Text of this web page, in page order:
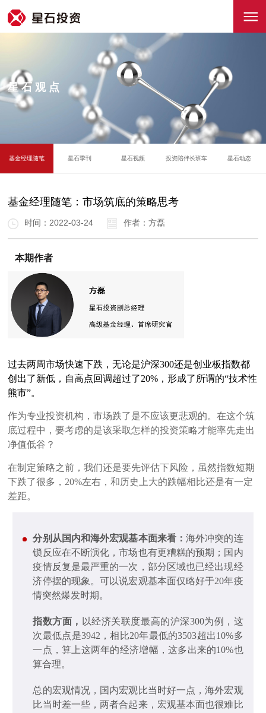
星石观点
基金经理随笔 星石季刊 星石视频 投资陪伴长班车 星石动态
基金经理随笔：市场筑底的策略思考
时间：2022-03-24 作者：方磊
本期作者
过去两周市场快速下跌 ，无论是沪深300还是创业板指数都
创出了新低 ， 自高点回调超过了20% ，形成了所谓的“技术性
熊市”。
作为专业投资机构，市场跌了是不应该更悲观的。在这个筑
底过程中，要考虑的是该采取怎样的投资策略才能率先走出
净值低谷？
在制定策略之前，我们还是要先评估下风险，虽然指数短期
下跌了很多，20%左右，和历史上大的跌幅相比还是有一定
差距。
分别从国内和海外宏观基本面来看：海外冲突的连
锁反应在不断演化，市场也有更糟糕的预期；国内
疫情反复是最严重的一次，部分区域也已经出现经
济停摆的现象。可以说宏观基本面仅略好于20年疫
情突然爆发时期。
指数方面， 以经济关联度最高的沪深300为例，这
次最低点是3942，相比20年最低的3503超出10%多
一点，算上这两年的经济增幅，这多出来的10%也
算合理。
总的宏观情况，国内宏观比当时好一点，海外宏观
比当时差一些，两者合起来，宏观基本面也很难比